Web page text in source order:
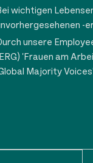
wichtigen
-
unsere
'Frauen am
Majority